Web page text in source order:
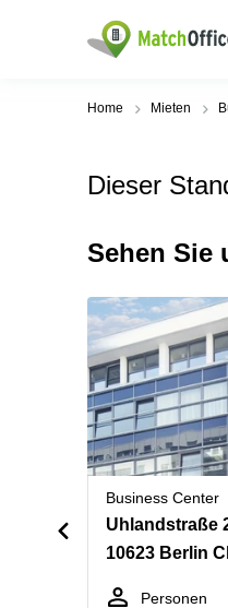
Home Mieten
Dieser
Sehen Sie
Business Center
Uhlandstraße
10623 Berlin
Personen